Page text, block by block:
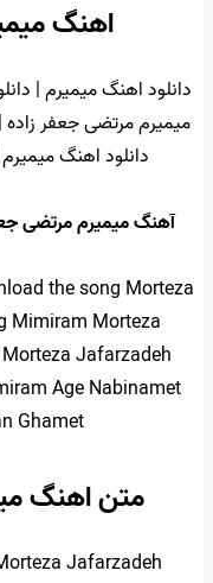
اهنگ
دانلود اهنگ میمیرم |
میمیرم مرتضی جعفر
دانلود اهنگ
آهنگ میمیرم مرتضی
the song Morteza
Mimiram Morteza
Jafarzadeh
Age Nabinamet
Ghamet
متن اهنگ
Jafarzadeh